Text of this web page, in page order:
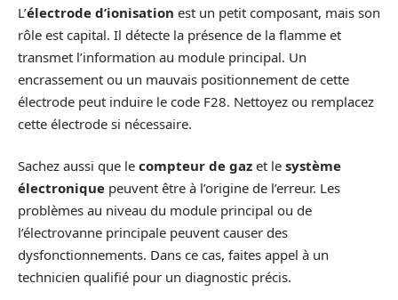
L’électrode d’ionisation est un petit composant, mais son
rôle est capital. Il détecte la présence de la flamme et
transmet l’information au module principal. Un
encrassement ou un mauvais positionnement de cette
électrode peut induire le code F28. Nettoyez ou remplacez
cette électrode si nécessaire.
Sachez aussi que le compteur de gaz et le système
électronique peuvent être à l’origine de l’erreur. Les
problèmes au niveau du module principal ou de
l’électrovanne principale peuvent causer des
dysfonctionnements. Dans ce cas, faites appel à un
technicien qualifié pour un diagnostic précis.